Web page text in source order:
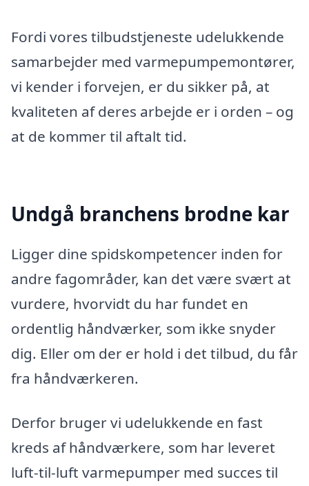
Fordi vores tilbudstjeneste udelukkende
samarbejder med varmepumpemontører,
vi kender i forvejen, er du sikker på, at
kvaliteten af deres arbejde er i orden – og
at de kommer til aftalt tid.
Undgå branchens brodne kar
Ligger dine spidskompetencer inden for
andre fagområder, kan det være svært at
vurdere, hvorvidt du har fundet en
ordentlig håndværker, som ikke snyder
dig. Eller om der er hold i det tilbud, du får
fra håndværkeren.
Derfor bruger vi udelukkende en fast
kreds af håndværkere, som har leveret
luft-til-luft varmepumper med succes til